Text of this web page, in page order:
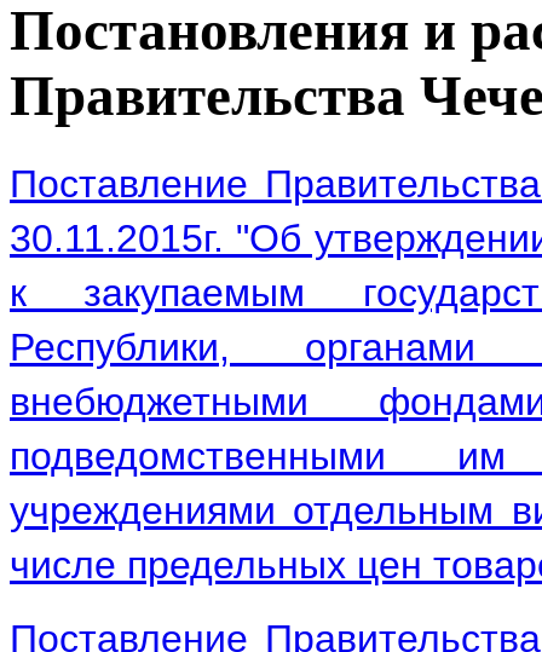
Постановления и
Правительства
Поставление
30.11.2015г. "Об
к закупаемым
Республики, органами
внебюджетными
подведомственными
учреждениями отдельным
числе предельных цен
Поставление